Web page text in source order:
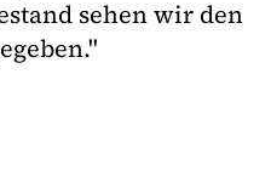
sehen wir den